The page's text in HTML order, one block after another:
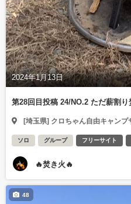
2024年1月13日
第28回目投稿 24/NO.2 ただ薪割
[埼玉県] クロちゃん自由キャンプ
ソロ グループ フリーサイト
🔥焚き火🔥
48